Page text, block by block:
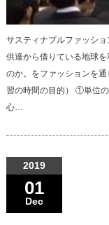
サスティナブルファッシ
供達から借りている地球
のか。をファッションを
習の時間の目的） ①単位
心…
2019
01
Dec